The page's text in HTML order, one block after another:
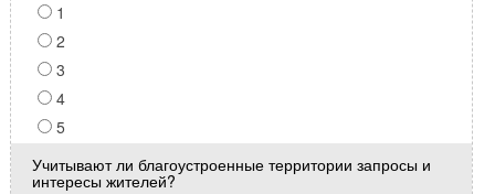
1
2
3
4
5
Учитывают ли благоустроенные территории запросы и
интересы жителей?